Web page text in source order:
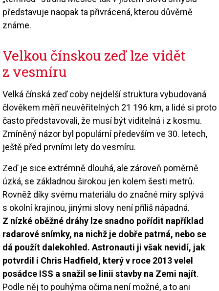
představuje naopak ta přivrácená, kterou důvěrně
známe.
Velkou čínskou zeď lze vidět
z vesmíru
Velká čínská zeď coby nejdelší struktura vybudovaná
člověkem měří neuvěřitelných 21 196 km, a lidé si proto
často představovali, že musí být viditelná i z kosmu.
Zmíněný názor byl populární především ve 30. letech,
ještě před prvními lety do vesmíru.
Zeď je sice extrémně dlouhá, ale zároveň poměrně
úzká, se základnou širokou jen kolem šesti metrů.
Rovněž díky svému materiálu do značné míry splývá
s okolní krajinou, jinými slovy není příliš nápadná.
Z nízké oběžné dráhy lze snadno pořídit například
radarové snímky, na nichž je dobře patrná, nebo se
dá použít dalekohled. Astronauti ji však nevidí, jak
potvrdil i Chris Hadfield, který v roce 2013 velel
posádce ISS a snažil se linii stavby na Zemi najít.
Podle něj to pouhýma očima není možné, a to ani